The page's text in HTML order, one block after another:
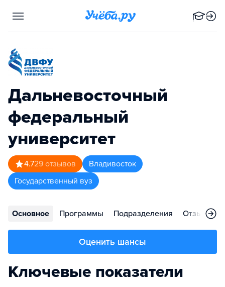
Дальневосточный
федеральный
университет
4.729 отзывов
Владивосток
Государственный вуз
Основное Программы Подразделения Отзывы
Оценить шансы
Ключевые показатели